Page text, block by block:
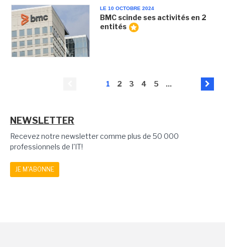
LE 10 OCTOBRE 2024
BMC scinde ses activités en 2
entités
1 2 3 4 5 ...
NEWSLETTER
Recevez notre newsletter comme plus de 50 000
professionnels de l'IT!
JE M'ABONNE